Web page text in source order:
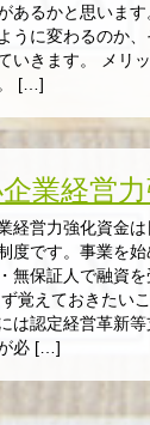
あるかと思いま
うに変わるのか
いきます。 メリ
[…]
業経営
経営力強化資金
度です。事業を始
無保証人で融資
覚えておきたい
は認定経営革新
必 […]